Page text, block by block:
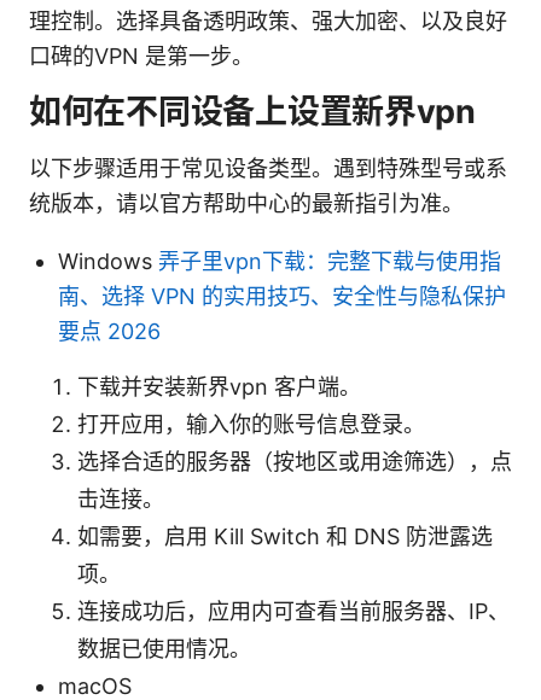
理控制。选择具备透明政策、强大加密、以及良好
口碑的VPN 是第一步。
如何在不同设备上设置新界vpn
以下步骤适用于常见设备类型。遇到特殊型号或系
统版本，请以官方帮助中心的最新指引为准。
Windows 弄子里vpn下载：完整下载与使用指
南、选择 VPN 的实用技巧、安全性与隐私保护
要点 2026
下载并安装新界vpn 客户端。
打开应用，输入你的账号信息登录。
选择合适的服务器（按地区或用途筛选），点
击连接。
如需要，启用 Kill Switch 和 DNS 防泄露选
项。
连接成功后，应用内可查看当前服务器、IP、
数据已使用情况。
macOS